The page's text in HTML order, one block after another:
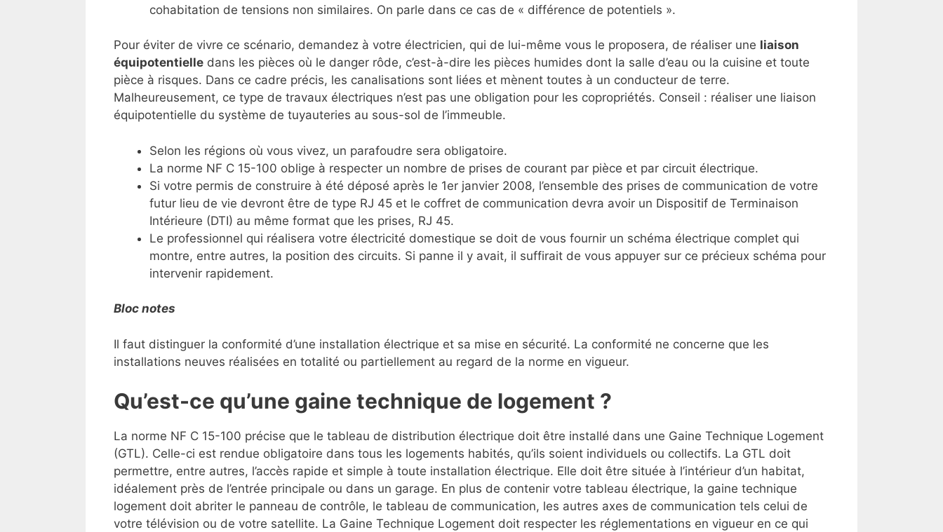
cohabitation de tensions non similaires. On parle dans ce cas de « différence de potentiels ».
Pour éviter de vivre ce scénario, demandez à votre électricien, qui de lui-même vous le proposera, de réaliser une liaison
équipotentielle dans les pièces où le danger rôde, c’est-à-dire les pièces humides dont la salle d’eau ou la cuisine et toute
pièce à risques. Dans ce cadre précis, les canalisations sont liées et mènent toutes à un conducteur de terre.
Malheureusement, ce type de travaux électriques n’est pas une obligation pour les copropriétés. Conseil : réaliser une liaison
équipotentielle du système de tuyauteries au sous-sol de l’immeuble.
Selon les régions où vous vivez, un parafoudre sera obligatoire.
La norme NF C 15-100 oblige à respecter un nombre de prises de courant par pièce et par circuit électrique.
Si votre permis de construire à été déposé après le 1er janvier 2008, l’ensemble des prises de communication de votre
futur lieu de vie devront être de type RJ 45 et le coffret de communication devra avoir un Dispositif de Terminaison
Intérieure (DTI) au même format que les prises, RJ 45.
Le professionnel qui réalisera votre électricité domestique se doit de vous fournir un schéma électrique complet qui
montre, entre autres, la position des circuits. Si panne il y avait, il suffirait de vous appuyer sur ce précieux schéma pour
intervenir rapidement.
Bloc notes
Il faut distinguer la conformité d’une installation électrique et sa mise en sécurité. La conformité ne concerne que les
installations neuves réalisées en totalité ou partiellement au regard de la norme en vigueur.
Qu’est-ce qu’une gaine technique de logement ?
La norme NF C 15-100 précise que le tableau de distribution électrique doit être installé dans une Gaine Technique Logement
(GTL). Celle-ci est rendue obligatoire dans tous les logements habités, qu’ils soient individuels ou collectifs. La GTL doit
permettre, entre autres, l’accès rapide et simple à toute installation électrique. Elle doit être située à l’intérieur d’un habitat,
idéalement près de l’entrée principale ou dans un garage. En plus de contenir votre tableau électrique, la gaine technique
logement doit abriter le panneau de contrôle, le tableau de communication, les autres axes de communication tels celui de
votre télévision ou de votre satellite. La Gaine Technique Logement doit respecter les réglementations en vigueur en ce qui